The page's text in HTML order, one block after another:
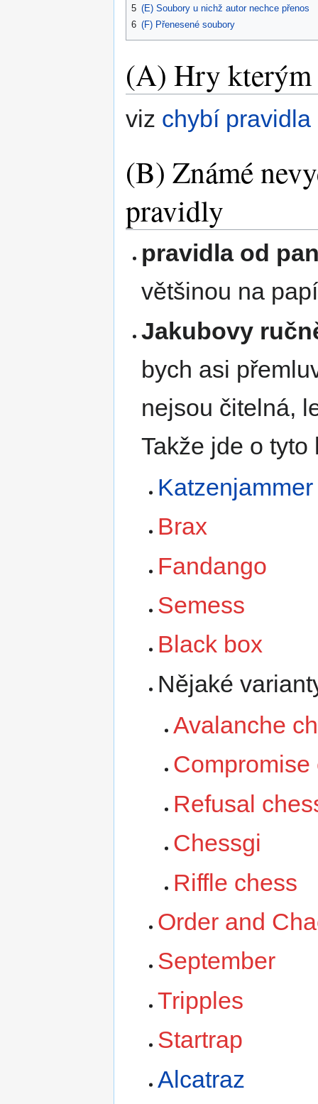
5 (E) Soubory u nichž autor nechce přenos
6 (F) Přenesené soubory
(A) Hry
viz chybí pravidla
(B) Známé
pravidly
pravidla od
většinou na
Jakubovy
bych asi
nejsou čitelná,
Takže jde o tyto
Brax
Fandango
Semess
Black box
Nějaké
Avalanche
Compromise
Refusal
Chessgi
Riffle chess
Order and
September
Tripples
Startrap
Alcatraz